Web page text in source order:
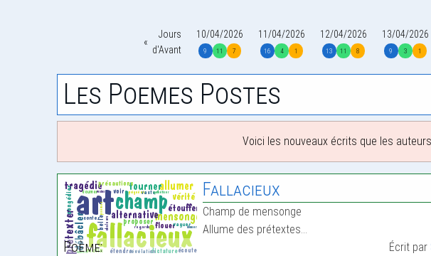
Jours
d'Avant
10/04/2026
9 11 7
11/04/2026
16 4 1
12/04/2026
13 11 8
13/04/2026
9 3 1
Les Poemes Postes
Voici les nouveaux écrits que les
Poème:
Fallacieux
Champ de mensonge
Allume des prétextes…
Écrit par